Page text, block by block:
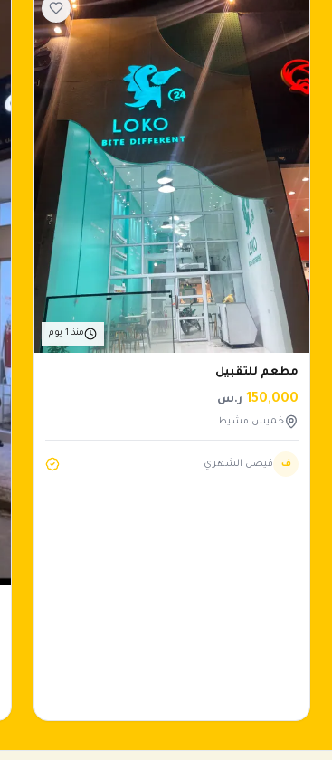
منذ 1 يوم
مطعم للتقبيل
150,000 ر.س
خميس مشيط
ف فيصل الشهري